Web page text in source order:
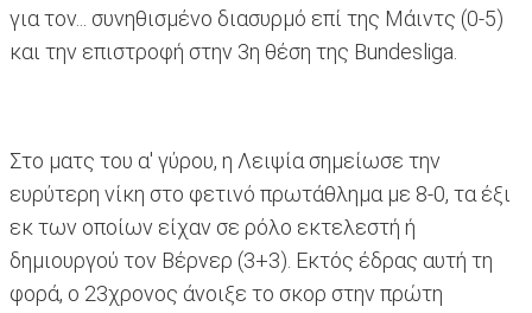
για τον... συνηθισμένο διασυρμό επί της Μάιντς (0-5)
και την επιστροφή στην 3η θέση της Bundesliga.
Στο ματς του α' γύρου, η Λειψία σημείωσε την
ευρύτερη νίκη στο φετινό πρωτάθλημα με 8-0, τα έξι
εκ των οποίων είχαν σε ρόλο εκτελεστή ή
δημιουργού τον Βέρνερ (3+3). Εκτός έδρας αυτή τη
φορά, ο 23χρονος άνοιξε το σκορ στην πρώτη